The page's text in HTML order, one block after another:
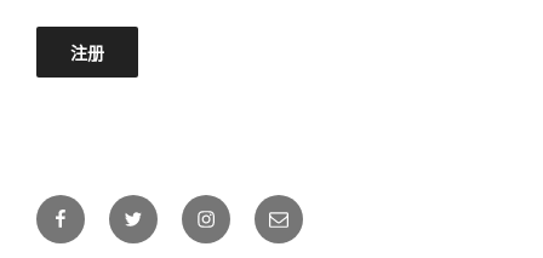
FacebookTwitter InstagramE-
mail